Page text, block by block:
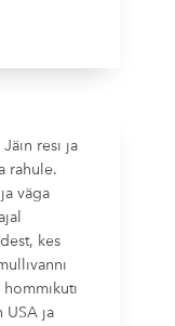
Jäin resi ja
rahule.
väga
kes
hommikuti
USA ja